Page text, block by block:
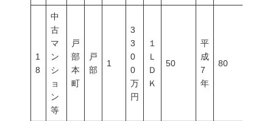
1
8
中
古
マ
ン
シ
ョ
ン
等
戸
部
本
町
戸
部
1
3
3
0
0
万
円
１
Ｌ
Ｄ
Ｋ
50
平
成
7
年
80